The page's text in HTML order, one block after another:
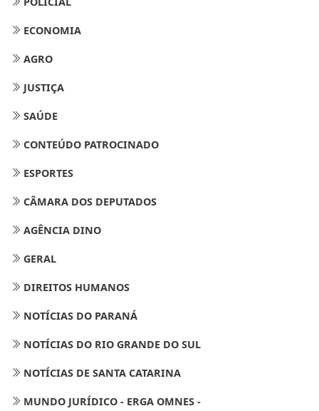
ECONOMIA
AGRO
JUSTIÇA
SAÚDE
CONTEÚDO PATROCINADO
ESPORTES
CÂMARA DOS DEPUTADOS
AGÊNCIA DINO
GERAL
DIREITOS HUMANOS
NOTÍCIAS DO PARANÁ
NOTÍCIAS DO RIO GRANDE DO SUL
NOTÍCIAS DE SANTA CATARINA
MUNDO JURÍDICO - ERGA OMNES -